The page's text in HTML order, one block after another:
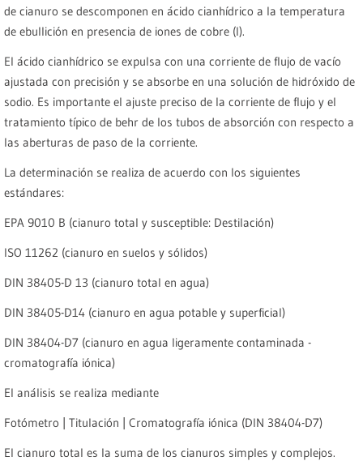
de cianuro se descomponen en ácido cianhídrico a la temperatura
de ebullición en presencia de iones de cobre (I).
El ácido cianhídrico se expulsa con una corriente de flujo de vacío
ajustada con precisión y se absorbe en una solución de hidróxido de
sodio. Es importante el ajuste preciso de la corriente de flujo y el
tratamiento típico de behr de los tubos de absorción con respecto a
las aberturas de paso de la corriente.
La determinación se realiza de acuerdo con los siguientes
estándares:
EPA 9010 B (cianuro total y susceptible: Destilación)
ISO 11262 (cianuro en suelos y sólidos)
DIN 38405-D 13 (cianuro total en agua)
DIN 38405-D14 (cianuro en agua potable y superficial)
DIN 38404-D7 (cianuro en agua ligeramente contaminada -
cromatografía iónica)
El análisis se realiza mediante
Fotómetro | Titulación | Cromatografía iónica (DIN 38404-D7)
El cianuro total es la suma de los cianuros simples y complejos.